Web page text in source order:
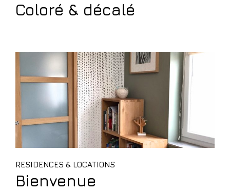
Coloré & décalé
RESIDENCES & LOCATIONS
Bienvenue